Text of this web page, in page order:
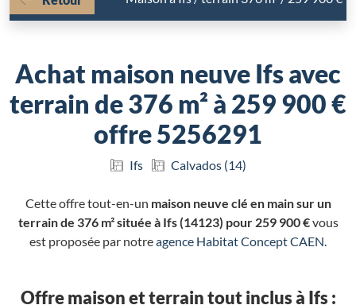
Achat maison neuve Ifs avec
terrain de 376 m² à 259 900 €
offre 5256291
Ifs Calvados (14)
Cette offre tout-en-un maison neuve clé en main sur un
terrain de 376 m² située à Ifs (14123) pour 259 900 €vous
est proposée par notreagence Habitat Concept CAEN.
Offre maison et terrain tout inclus à Ifs :